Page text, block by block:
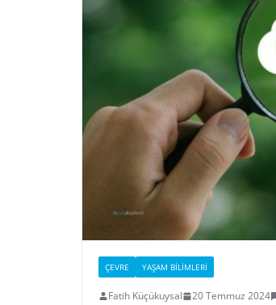
ÇEVRE YAŞAM BILIMLERI
Fatih Küçükuysal 20 Temmuz 2024